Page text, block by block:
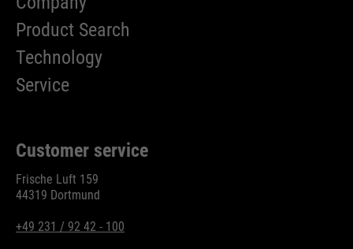
Name
cookie_optin
providers
purpose
Speichert den Zustimmungsstatus
Product Search
Technology
Service
Customer service
Frische Luft 159
44319 Dortmund
+49 231 / 92 42 - 100